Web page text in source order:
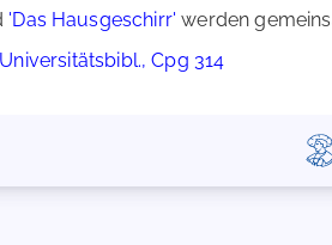
'Das Hausgeschirr' werden
Cpg 314